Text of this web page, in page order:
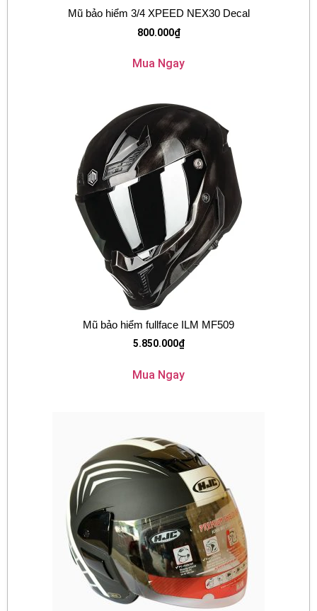
Mũ bảo hiểm 3/4 XPEED NEX30 Decal
800.000₫
Mua Ngay
Mũ bảo hiểm fullface ILM MF509
5.850.000₫
Mua Ngay